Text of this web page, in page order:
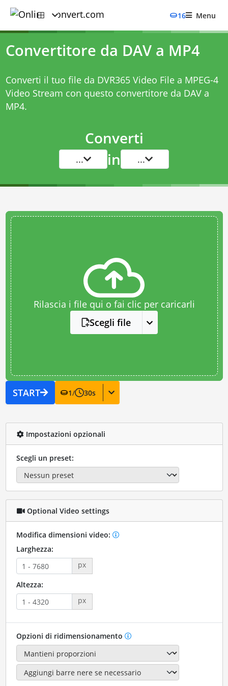
16 Menu
Convertitore da DAV a MP4
Converti il tuo file da DVR365 Video File a MPEG-4
Video Stream con questo convertitore da DAV a
MP4.
Converti
... in ...
Rilascia i file qui o fai clic per caricarli
Scegli file
START 1/ 30s
Impostazioni opzionali
Scegli un preset:
Optional Video settings
Modifica dimensioni video:
Larghezza:
px
Altezza:
px
Opzioni di ridimensionamento